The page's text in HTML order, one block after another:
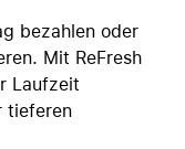
bezahlen oder
Mit ReFresh
Laufzeit
tieferen